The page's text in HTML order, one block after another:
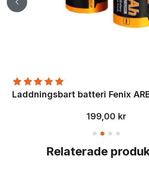
199,00 kr
Relaterade